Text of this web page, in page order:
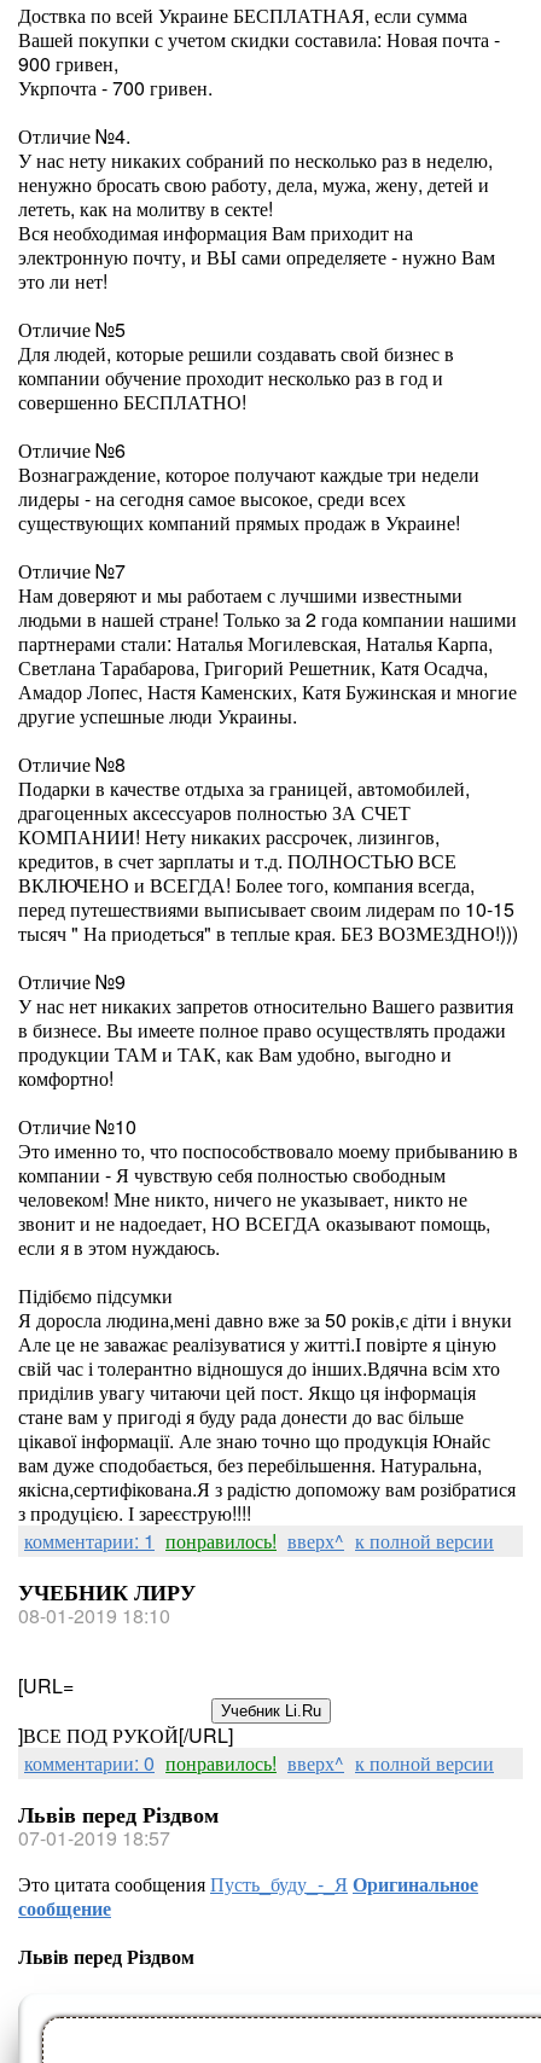
Доствка по всей Украине БЕСПЛАТНАЯ, если сумма
Вашей покупки с учетом скидки составила: Новая почта -
900 гривен,
Укрпочта - 700 гривен.
Отличие №4.
У нас нету никаких собраний по несколько раз в неделю,
ненужно бросать свою работу, дела, мужа, жену, детей и
лететь, как на молитву в секте!
Вся необходимая информация Вам приходит на
электронную почту, и ВЫ сами определяете - нужно Вам
это ли нет!
Отличие №5
Для людей, которые решили создавать свой бизнес в
компании обучение проходит несколько раз в год и
совершенно БЕСПЛАТНО!
Отличие №6
Вознаграждение, которое получают каждые три недели
лидеры - на сегодня самое высокое, среди всех
существующих компаний прямых продаж в Украине!
Отличие №7
Нам доверяют и мы работаем с лучшими известными
людьми в нашей стране! Только за 2 года компании нашими
партнерами стали: Наталья Могилевская, Наталья Карпа,
Светлана Тарабарова, Григорий Решетник, Катя Осадча,
Амадор Лопес, Настя Каменских, Катя Бужинская и многие
другие успешные люди Украины.
Отличие №8
Подарки в качестве отдыха за границей, автомобилей,
драгоценных аксессуаров полностью ЗА СЧЕТ
КОМПАНИИ! Нету никаких рассрочек, лизингов,
кредитов, в счет зарплаты и т.д. ПОЛНОСТЬЮ ВСЕ
ВКЛЮЧЕНО и ВСЕГДА! Более того, компания всегда,
перед путешествиями выписывает своим лидерам по 10-15
тысяч " На приодеться" в теплые края. БЕЗ ВОЗМЕЗДНО!)))
Отличие №9
У нас нет никаких запретов относительно Вашего развития
в бизнесе. Вы имеете полное право осуществлять продажи
продукции ТАМ и ТАК, как Вам удобно, выгодно и
комфортно!
Отличие №10
Это именно то, что поспособствовало моему прибыванию в
компании - Я чувствую себя полностью свободным
человеком! Мне никто, ничего не указывает, никто не
звонит и не надоедает, НО ВСЕГДА оказывают помощь,
если я в этом нуждаюсь.
Підібємо підсумки
Я доросла людина,мені давно вже за 50 років,є діти і внуки
Але це не заважає реалізуватися у житті.І повірте я ціную
свій час і толерантно відношуся до інших.Вдячна всім хто
приділив увагу читаючи цей пост. Якщо ця інформація
стане вам у пригоді я буду рада донести до вас більше
цікавої інформації. Але знаю точно що продукція Юнайс
вам дуже сподобається, без перебільшення. Натуральна,
якісна,сертифікована.Я з радістю допоможу вам розібратися
з продуцією. І зареєструю!!!!
комментарии: 1 понравилось! вверх^ к полной версии
УЧЕБНИК ЛИРУ
08-01-2019 18:10
[URL=
]ВСЕ ПОД РУКОЙ[/URL]
комментарии: 0 понравилось! вверх^ к полной версии
Львів перед Різдвом
07-01-2019 18:57
Это цитата сообщенияПусть_буду_-_Я Оригинальное
сообщение
Львів перед Різдвом